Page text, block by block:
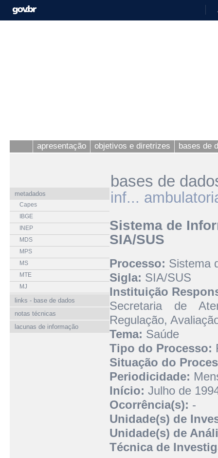
apresentação objetivos e diretrizes bases de
metadados
Capes
IBGE
INEP
MDS
MPS
MS
MTE
MJ
links - base de dados
notas técnicas
lacunas de informação
bases de
inf...
Sistema de
SIA/SUS
Processo: Sistema
Sigla: SIA/SUS
Instituição
Secretaria de
Regulação,
Tema: Saúde
Tipo do Processo:
Situação do
Periodicidade:
Início: Julho de
Ocorrência(s): -
Unidade(s) de
Unidade(s) de
Técnica de